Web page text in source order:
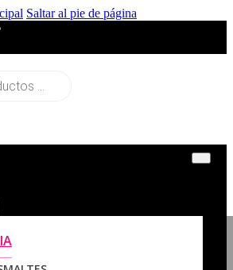
Saltar al pie de página